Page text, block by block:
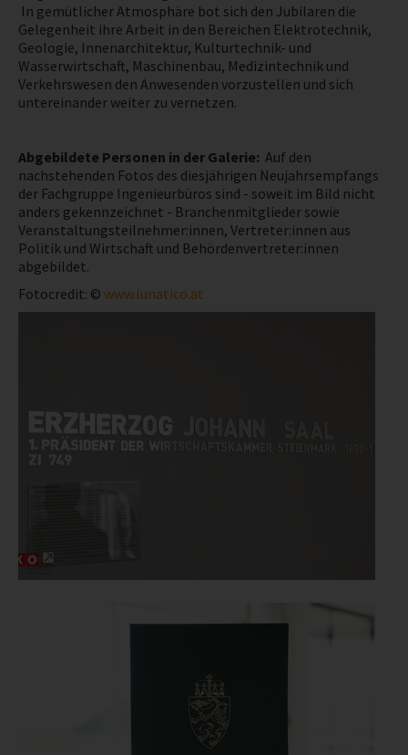
NEWS
PRÜFING
KAMPAGNE
In gemütlicher Atmosphäre bot sich den Jubilaren die
Gelegenheit ihre Arbeit in den Bereichen Elektrotechnik,
Geologie, Innenarchitektur, Kulturtechnik- und
Wasserwirtschaft, Maschinenbau, Medizintechnik und
Verkehrswesen den Anwesenden vorzustellen und sich
untereinander weiter zu vernetzen.
Abgebildete Personen in der Galerie: Auf den
nachstehenden Fotos des diesjährigen Neujahrsempfangs
der Fachgruppe Ingenieurbüros sind - soweit im Bild nicht
anders gekennzeichnet - Branchenmitglieder sowie
Veranstaltungsteilnehmer:innen, Vertreter:innen aus
Politik und Wirtschaft und Behördenvertreter:innen
abgebildet.
Fotocredit: © www.lunatico.at